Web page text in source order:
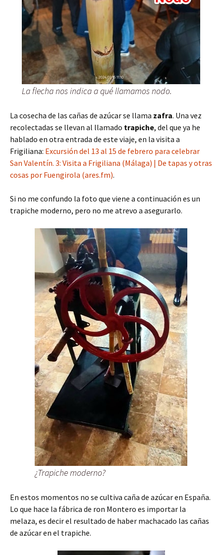
La flecha nos indica a qué llamamos nodo.
La cosecha de las cañas de azúcar se llama zafra. Una vez
recolectadas se llevan al llamado trapiche, del que ya he
hablado en otra entrada de este viaje, en la visita a
Frigiliana: Excursión del 13 al 15 de febrero para celebrar
San Valentín. 3: Visita a Frigiliana (Málaga) | De tapas y otras
cosas por Fuengirola (ares.fm).
Si no me confundo la foto que viene a continuación es un
trapiche moderno, pero no me atrevo a asegurarlo.
¿Trapiche moderno?
En estos momentos no se cultiva caña de azúcar en España.
Lo que hace la fábrica de ron Montero es importar la
melaza, es decir el resultado de haber machacado las cañas
de azúcar en el trapiche.